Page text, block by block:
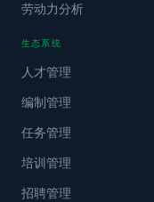
劳动力分析
生态系统
人才管理
编制管理
任务管理
培训管理
招聘管理